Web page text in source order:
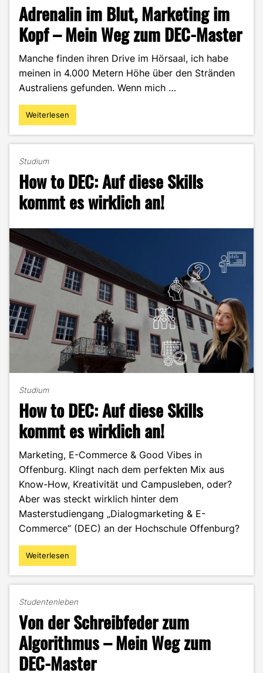
Adrenalin im Blut, Marketing im
Kopf – Mein Weg zum DEC-Master
Manche finden ihren Drive im Hörsaal, ich habe
meinen in 4.000 Metern Höhe über den Stränden
Australiens gefunden. Wenn mich …
"Adrenalin
im
im
Kopf
–
Mein
zum
DEC-
Master"
Weiterlesen
Studium
How to DEC: Auf diese Skills
kommt es wirklich an!
Studium
How to DEC: Auf diese Skills
kommt es wirklich an!
Marketing, E-Commerce & Good Vibes in
Offenburg. Klingt nach dem perfekten Mix aus
Know-How, Kreativität und Campusleben, oder?
Aber was steckt wirklich hinter dem
Masterstudiengang „Dialogmarketing & E-
Commerce“ (DEC) an der Hochschule Offenburg?
"How
to
diese
Skills
kommt
es
wirklich
an!"
Weiterlesen
Studentenleben
Von der Schreibfeder zum
Algorithmus – Mein Weg zum
DEC-Master